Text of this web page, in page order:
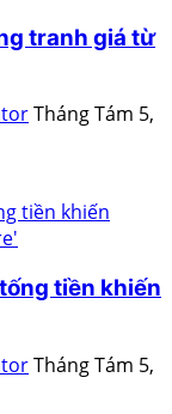
tranh giá từ
Tháng Tám 5,
tiền khiến
Tháng Tám 5,